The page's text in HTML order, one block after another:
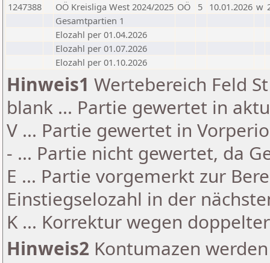
1247388
OÖ Kreisliga West 2024/2025 OÖ 5 10.01.2026 w
Gesamtpartien 1
Elozahl per 01.04.2026
Elozahl per 01.07.2026
Elozahl per 01.10.2026
Hinweis1 Wertebereich Feld
blank ... Partie gewertet in
V ... Partie gewertet in
- ... Partie nicht gewertet, da
E ... Partie vorgemerkt zur
Einstiegselozahl in der
K ... Korrektur wegen
Hinweis2 Kontumazen